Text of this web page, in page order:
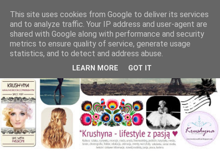
This site uses cookies from Google to deliver its services
and to analyze traffic. Your IP address and user-agent are
shared with Google along with performance and security
metrics to ensure quality of service, generate usage
statistics, and to detect and address abuse.
LEARN MORE GOT IT